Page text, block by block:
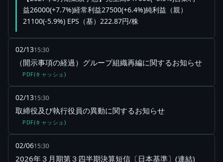
益26000(+7.7%)経常利益27500(+6.4%)純利益（親）
21100(-5.9%) EPS（基）222.87円/株
02/1315:30
（開示事項の経過）グループ組織再編に関するお知らせ
PDF(キャッシュ)
02/1315:30
取締役及び執行役員の異動に関するお知らせ
PDF(キャッシュ)
02/0615:30
2026年３月期第３四半期決算短信〔日本基準〕(連結)